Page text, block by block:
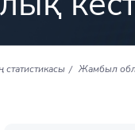
статистикасы Жамбыл